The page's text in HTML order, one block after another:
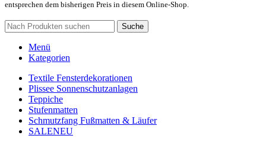
entsprechen dem bisherigen Preis in diesem Online-Shop.
Suche
Menü
Kategorien
Textile Fensterdekorationen
Plissee Sonnenschutzanlagen
Teppiche
Stufenmatten
Schmutzfang Fußmatten & Läufer
SALENEU